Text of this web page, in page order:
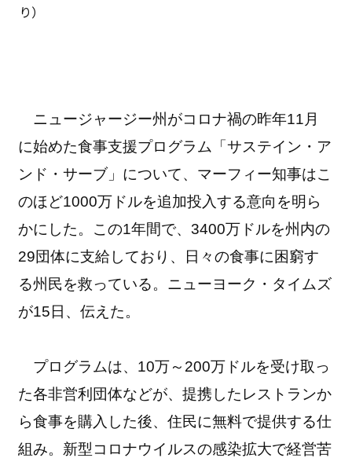
り）
ニュージャージー州がコロナ禍の昨年11月
に始めた食事支援プログラム「サステイン・ア
ンド・サーブ」について、マーフィー知事はこ
のほど1000万ドルを追加投入する意向を明ら
かにした。この1年間で、3400万ドルを州内の
29団体に支給しており、日々の食事に困窮す
る州民を救っている。ニューヨーク・タイムズ
が15日、伝えた。
プログラムは、10万～200万ドルを受け取っ
た各非営利団体などが、提携したレストランか
ら食事を購入した後、住民に無料で提供する仕
組み。新型コロナウイルスの感染拡大で経営苦